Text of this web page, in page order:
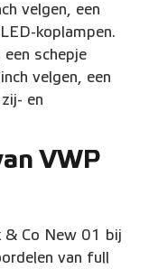
velgen, een
koplampen.
schepje
velgen, een
en
VWP
& Co New 01 bij
van full